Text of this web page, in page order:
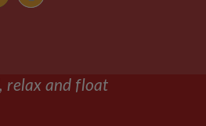
relax and float